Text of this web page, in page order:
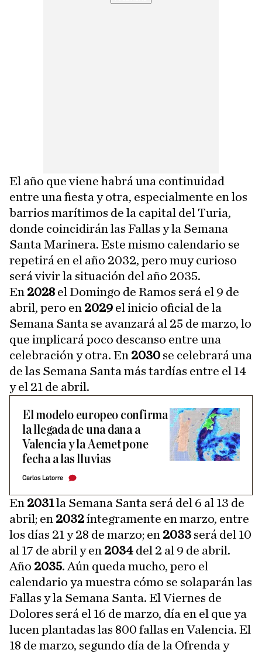
El año que viene habrá una continuidad
entre una fiesta y otra, especialmente en los
barrios marítimos de la capital del Turia,
donde coincidirán las Fallas y la Semana
Santa Marinera. Este mismo calendario se
repetirá en el año 2032, pero muy curioso
será vivir la situación del año 2035.
En 2028 el Domingo de Ramos será el 9 de
abril, pero en 2029 el inicio oficial de la
Semana Santa se avanzará al 25 de marzo, lo
que implicará poco descanso entre una
celebración y otra. En 2030 se celebrará una
de las Semana Santa más tardías entre el 14
y el 21 de abril.
El modelo europeo confirma
la llegada de una dana a
Valencia y la Aemet pone
fecha a las lluvias
Carlos Latorre
En 2031la Semana Santa será del 6 al 13 de
abril; en 2032íntegramente en marzo, entre
los días 21 y 28 de marzo; en 2033 será del 10
al 17 de abril y en 2034 del 2 al 9 de abril.
Año 2035. Aún queda mucho, pero el
calendario ya muestra cómo se solaparán las
Fallas y la Semana Santa. El Viernes de
Dolores será el 16 de marzo, día en el que ya
lucen plantadas las 800 fallas en Valencia. El
18 de marzo, segundo día de la Ofrenda y